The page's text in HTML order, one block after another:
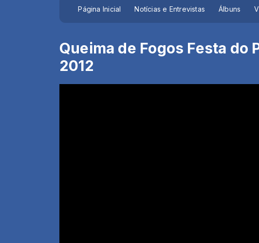
Página Inicial Notícias e Entrevistas Álbuns
Queima de Fogos Festa do
2012